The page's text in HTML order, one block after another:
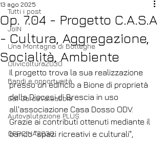
Tutti i post
JoIN
Una Montagna di Botteghe
Olivicoltura2030
Bandi e opportunità
Gal GardaValsabbia
Autovalutazione PLUS
OFFICINA2030
Op. 7.04 - Progetto C.A.S.A
- Cultura, Aggregazione,
Socialità, Ambiente
13 ago 2025
Il progetto trova la sua realizzazione
presso un edificio a Bione di proprietà
della Diocesi di Brescia in uso
all'associazione Casa Dosso ODV.
Grazie ai contributi ottenuti mediante il
bando "spazi ricreativi e culturali",